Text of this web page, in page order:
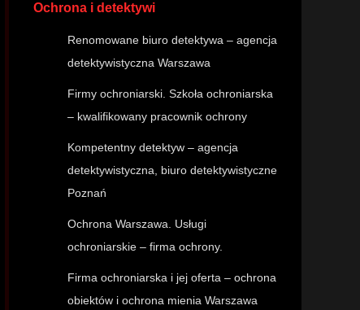
Ochrona i detektywi
Renomowane biuro detektywa – agencja
detektywistyczna Warszawa
Firmy ochroniarski. Szkoła ochroniarska
– kwalifikowany pracownik ochrony
Kompetentny detektyw – agencja
detektywistyczna, biuro detektywistyczne
Poznań
Ochrona Warszawa. Usługi
ochroniarskie – firma ochrony.
Firma ochroniarska i jej oferta – ochrona
obiektów i ochrona mienia Warszawa